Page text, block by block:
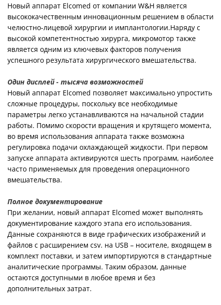
Новый аппарат Elcomed от компании W&H является
высококачественным инновационным решением в области
челюстно-лицевой хирургии и имплантологии.Наряду с
высокой компетентностью хирурга, микромотор также
является одним из ключевых факторов получения
успешного результата хирургического вмешательства.
Один дисплей - тысяча возможностей
Новый аппарат Elcomed позволяет максимально упростить
сложные процедуры, поскольку все необходимые
параметры легко устанавливаются на начальной стадии
работы. Помимо скорости вращения и крутящего момента,
во время использования аппарата также возможна
регулировка подачи охлаждающей жидкости. При первом
запуске аппарата активируются шесть программ, наиболее
часто применяемых для проведения операционного
вмешательства.
Полное документирование
При желании, новый аппарат Elcomed может выполнять
документирование каждого этапа его использования.
Данные сохраняются в виде графических изображений и
файлов с расширением csv. на USB – носителе, входящем в
комплект поставки, и затем импортируются в стандартные
аналитические программы. Таким образом, данные
остаются доступными в любое время и без
дополнительных затрат.